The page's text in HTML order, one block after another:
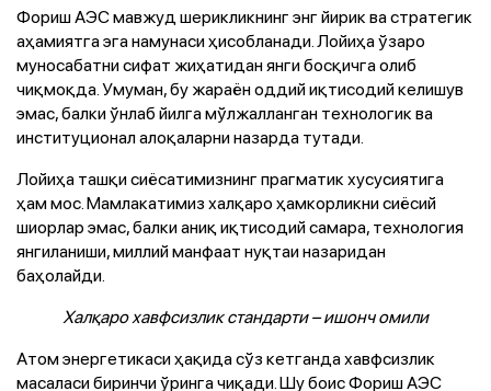
Фориш АЭС мавжуд шерикликнинг энг йирик ва стратегик
аҳамиятга эга намунаси ҳисобланади. Лойиҳа ўзаро
муносабатни сифат жиҳатидан янги босқичга олиб
чиқмоқда. Умуман, бу жараён оддий иқтисодий келишув
эмас, балки ўнлаб йилга мўлжалланган технологик ва
институционал алоқаларни назарда тутади.
Лойиҳа ташқи сиёсатимизнинг прагматик хусусиятига
ҳам мос. Мамлакатимиз халқаро ҳамкорликни сиёсий
шиорлар эмас, балки аниқ иқтисодий самара, технология
янгиланиши, миллий манфаат нуқтаи назаридан
баҳолайди.
Халқаро хавфсизлик стандарти – ишонч омили
Атом энергетикаси ҳақида сўз кетганда хавфсизлик
масаласи биринчи ўринга чиқади. Шу боис Фориш АЭС